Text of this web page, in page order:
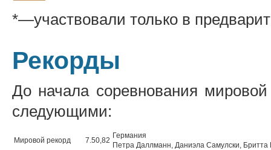
*—участвовали только в
Рекорды
До начала соревнования
следующими:
Мировой рекорд 7.50,82
Германия
Петра Даллманн, Даниэла Самулски,